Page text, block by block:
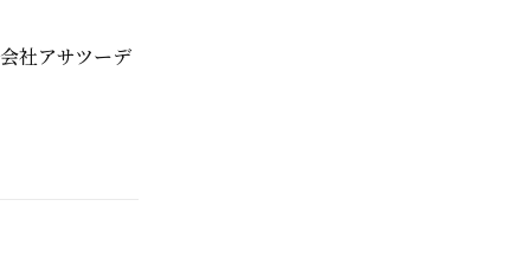
社アサツーデ